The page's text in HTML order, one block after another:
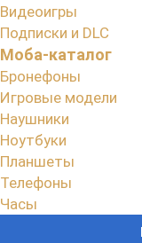
Видеоигры
Подписки и DLC
Моба-каталог
Бронефоны
Игровые модели
Наушники
Ноутбуки
Планшеты
Телефоны
Часы